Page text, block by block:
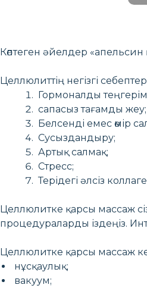
Көптеген әйелдер
Целлюлиттің негізгі
Гормоналды
сапасыз тағамды жеу;
Белсенді емес өмір
Сусыздандыру;
Артық салмақ;
Стресс;
Терідегі әлсіз
Целлюлитке қарсы массаж
процедураларды іздеңіз.
Целлюлитке қарсы массаж
нұсқаулық;
вакуум;